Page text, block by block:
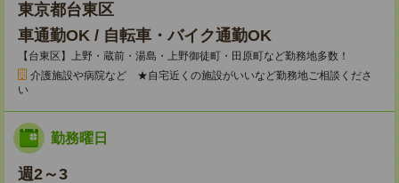
東京都台東区
車通勤OK / 自転車・バイク通勤OK
【台東区】上野・蔵前・湯島・上野御徒町・田原町など勤務地多数！
介護施設や病院など ★自宅近くの施設がいいなど勤務地ご相談くださ
い
勤務曜日
週2～3